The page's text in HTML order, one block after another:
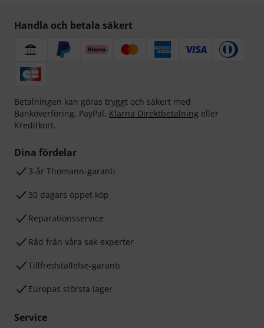
Handla och betala säkert
Betalningen kan göras tryggt och säkert med
Banköverföring, PayPal, Klarna Direktbetalning eller
Kreditkort.
Dina fördelar
3-år Thomann-garanti
30 dagars öppet köp
Reparationsservice
Råd från våra sak-experter
Tillfredställelse-garanti
Europas största lager
Service